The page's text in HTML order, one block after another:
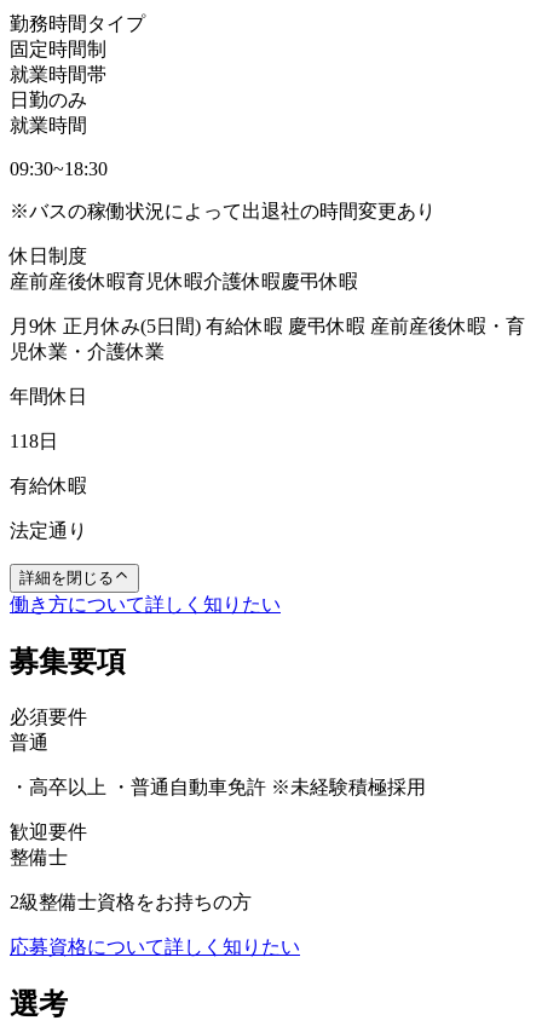
勤務時間タイプ
固定時間制
就業時間帯
日勤のみ
就業時間
09:30~18:30
※バスの稼働状況によって出退社の時間変更あり
休日制度
産前産後休暇育児休暇介護休暇慶弔休暇
月9休 正月休み(5日間) 有給休暇 慶弔休暇 産前産後休暇・育
児休業・介護休業
年間休日
118日
有給休暇
法定通り
詳細を閉じる
働き方について詳しく知りたい
募集要項
必須要件
普通
・高卒以上 ・普通自動車免許 ※未経験積極採用
歓迎要件
整備士
2級整備士資格をお持ちの方
応募資格について詳しく知りたい
選考